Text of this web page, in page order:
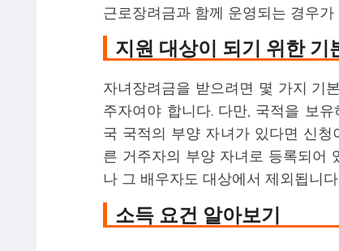
근로장려금과 함께 운영되는 경우
지원 대상이 되기 위한 기
자녀장려금을 받으려면 몇 가지 기
주자여야 합니다. 다만, 국적을 보
국 국적의 부양 자녀가 있다면 신청
른 거주자의 부양 자녀로 등록되어
나 그 배우자도 대상에서 제외됩니
소득 요건 알아보기